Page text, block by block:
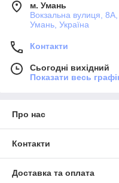
м. Умань
Вокзальна вулиця,
Умань, Україна
Контакти
Сьогодні вихідний
Показати весь
Про нас
Контакти
Доставка та оплата